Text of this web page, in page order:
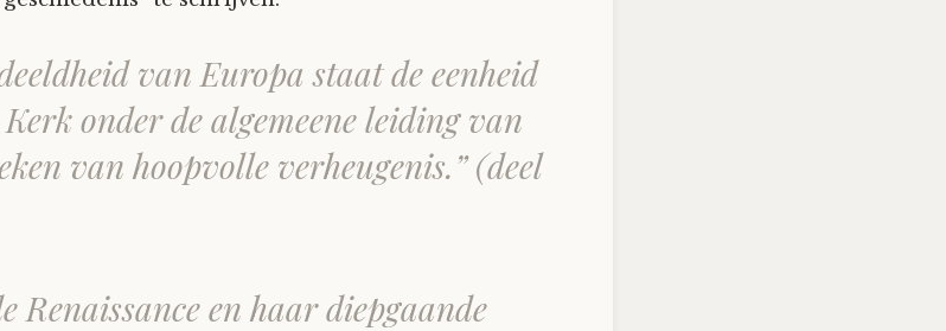
van Europa staat de eenheid
onder de algemeene leiding van
van hoopvolle verheugenis.” (deel
Renaissance en haar diepgaande